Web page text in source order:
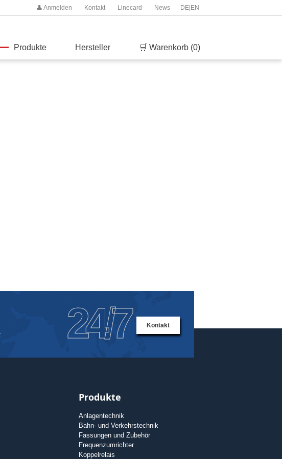
DE| EN
👤 Anmelden Kontakt Linecard News
Produkte Hersteller 🛒 Warenkorb (0)
24/7 Kontakt
Produkte
Anlagentechnik
Bahn- und Verkehrstechnik
Fassungen und Zubehör
Frequenzumrichter
Koppelrelais